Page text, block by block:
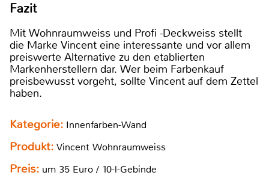
Fazit
Mit Wohnraumweiss und Profi -Deckweiss stellt
die Marke Vincent eine interessante und vor allem
preiswerte Alternative zu den etablierten
Markenherstellern dar. Wer beim Farbenkauf
preisbewusst vorgeht, sollte Vincent auf dem Zettel
haben.
Kategorie: Innenfarben-Wand
Produkt: Vincent Wohnraumweiss
Preis: um 35 Euro / 10-l-Gebinde